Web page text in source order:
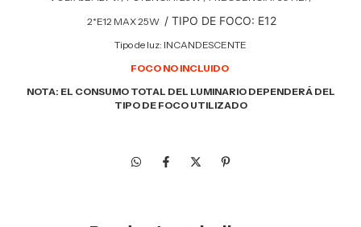
2*E12 MAX 25W / TIPO DE FOCO: E12
Tipo de luz: INCANDESCENTE
FOCO NO INCLUIDO
NOTA: EL CONSUMO TOTAL DEL LUMINARIO DEPENDERÁ DEL
TIPO DE FOCO UTILIZADO